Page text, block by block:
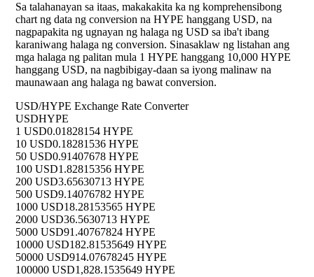
Sa talahanayan sa itaas, makakakita ka ng komprehensibong
chart ng data ng conversion na HYPE hanggang USD, na
nagpapakita ng ugnayan ng halaga ng USD sa iba't ibang
karaniwang halaga ng conversion. Sinasaklaw ng listahan ang
mga halaga ng palitan mula 1 HYPE hanggang 10,000 HYPE
hanggang USD, na nagbibigay-daan sa iyong malinaw na
maunawaan ang halaga ng bawat conversion.
USD/HYPE Exchange Rate Converter
USDHYPE
1 USD0.01828154 HYPE
10 USD0.18281536 HYPE
50 USD0.91407678 HYPE
100 USD1.82815356 HYPE
200 USD3.65630713 HYPE
500 USD9.14076782 HYPE
1000 USD18.28153565 HYPE
2000 USD36.5630713 HYPE
5000 USD91.40767824 HYPE
10000 USD182.81535649 HYPE
50000 USD914.07678245 HYPE
100000 USD1,828.1535649 HYPE